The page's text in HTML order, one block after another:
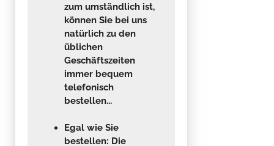
zum umständlich ist,
können Sie bei uns
natürlich zu den
üblichen
Geschäftszeiten
immer bequem
telefonisch
bestellen...
Egal wie Sie
bestellen: Die